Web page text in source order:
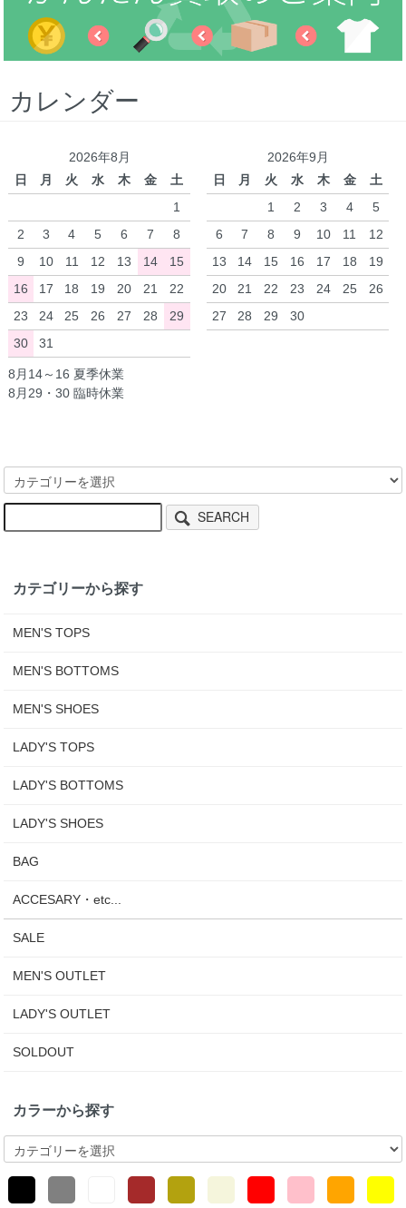
カレンダー
2026年8月
日
月 火 水 木 金
土
1
2
3 4 5 6 7
8
9
10 11 12 13 14
15
16
17 18 19 20 21
22
23
24 25 26 27 28
29
30
31
2026年9月
日
月 火 水 木 金
土
1
2 3 4
5
6
7 8 9 10 11
12
13
14 15 16 17 18
19
20
21 22 23 24 25
26
27
28 29 30
8月14～16 夏季休業
8月29・30 臨時休業
SEARCH
カテゴリーから探す
MEN'S TOPS
MEN'S BOTTOMS
MEN'S SHOES
LADY'S TOPS
LADY'S BOTTOMS
LADY'S SHOES
BAG
ACCESARY・etc...
SALE
MEN'S OUTLET
LADY'S OUTLET
SOLDOUT
カラーから探す